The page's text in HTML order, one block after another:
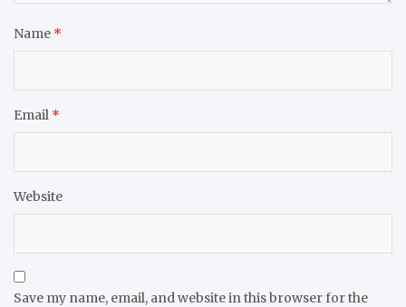
Name *
Email *
Website
Save my name, email, and website in this browser for the